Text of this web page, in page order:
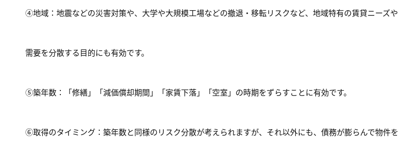
④地域：地震などの災害対策や、大学や大規模工場などの撤退・移転リスクなど、地域特有の賃貸ニーズや
需要を分散する目的にも有効です。
⑤築年数：「修繕」「減価償却期間」「家賃下落」「空室」の時期をずらすことに有効です。
⑥取得のタイミング：築年数と同様のリスク分散が考えられますが、それ以外にも、債務が膨らんで物件を